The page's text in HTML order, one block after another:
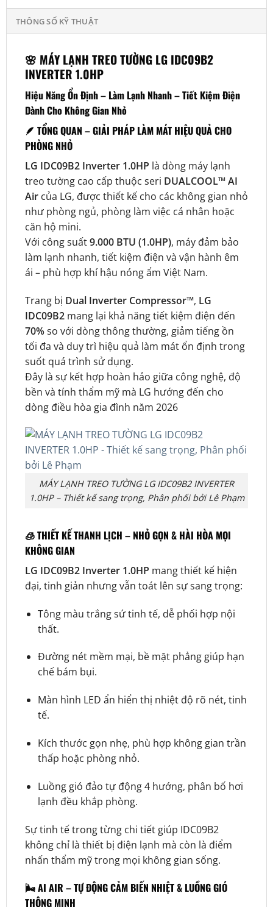
THÔNG SỐ KỸ THUẬT
🌸 MÁY LẠNH TREO TƯỜNG LG IDC09B2
INVERTER 1.0HP
Hiệu Năng Ổn Định – Làm Lạnh Nhanh – Tiết Kiệm Điện
Dành Cho Không Gian Nhỏ
🪶 TỔNG QUAN – GIẢI PHÁP LÀM MÁT HIỆU QUẢ CHO
PHÒNG NHỎ
LG IDC09B2 Inverter 1.0HP là dòng máy lạnh
treo tường cao cấp thuộc seri DUALCOOL™ AI
Aircủa LG, được thiết kế cho các không gian nhỏ
như phòng ngủ, phòng làm việc cá nhân hoặc
căn hộ mini.
Với công suất9.000 BTU (1.0HP), máy đảm bảo
làm lạnh nhanh, tiết kiệm điện và vận hành êm
ái – phù hợp khí hậu nóng ẩm Việt Nam.
Trang bị Dual Inverter Compressor™, LG
IDC09B2mang lại khả năng tiết kiệm điện đến
70%so với dòng thông thường, giảm tiếng ồn
tối đa và duy trì hiệu quả làm mát ổn định trong
suốt quá trình sử dụng.
Đây là sự kết hợp hoàn hảo giữa công nghệ, độ
bền và tính thẩm mỹ mà LG hướng đến cho
dòng điều hòa gia đình năm 2026
MÁY LẠNH TREO TƯỜNG LG IDC09B2 INVERTER
1.0HP – Thiết kế sang trọng, Phân phối bởi Lê Phạm
🧊THIẾT KẾ THANH LỊCH – NHỎ GỌN & HÀI HÒA MỌI
KHÔNG GIAN
LG IDC09B2 Inverter 1.0HP mang thiết kế hiện
đại, tinh giản nhưng vẫn toát lên sự sang trọng:
Tông màu trắng sứ tinh tế, dễ phối hợp nội
thất.
Đường nét mềm mại, bề mặt phẳng giúp hạn
chế bám bụi.
Màn hình LED ẩn hiển thị nhiệt độ rõ nét, tinh
tế.
Kích thước gọn nhẹ, phù hợp không gian trần
thấp hoặc phòng nhỏ.
Luồng gió đảo tự động 4 hướng, phân bố hơi
lạnh đều khắp phòng.
Sự tinh tế trong từng chi tiết giúp IDC09B2
không chỉ là thiết bị điện lạnh mà còn là điểm
nhấn thẩm mỹ trong mọi không gian sống.
🌬️AI AIR – TỰ ĐỘNG CẢM BIẾN NHIỆT & LUỒNG GIÓ
THÔNG MINH